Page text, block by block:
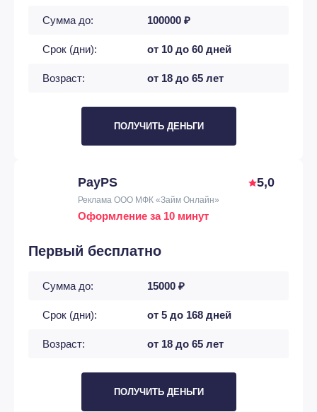
Сумма до: 100000 ₽
Срок (дни): от 10 до 60 дней
Возраст: от 18 до 65 лет
ПОЛУЧИТЬ ДЕНЬГИ
PayPS 5,0
Реклама ООО МФК «Займ Онлайн»
Оформление за 10 минут
Первый бесплатно
Сумма до: 15000 ₽
Срок (дни): от 5 до 168 дней
Возраст: от 18 до 65 лет
ПОЛУЧИТЬ ДЕНЬГИ